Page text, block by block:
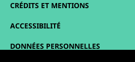
CRÉDITS ET MENTIONS
ACCESSIBILITÉ
DONNÉES PERSONNELLES